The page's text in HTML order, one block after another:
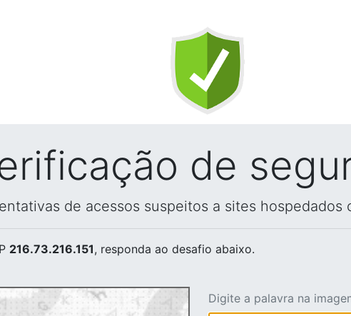
de
de acessos suspeitos a sites hospedados
216.73.216.151, responda ao desafio abaixo.
Digite a palavra na